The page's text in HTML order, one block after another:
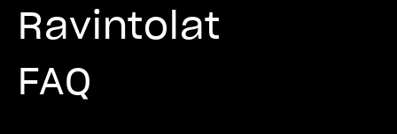
Ravintolat
FAQ